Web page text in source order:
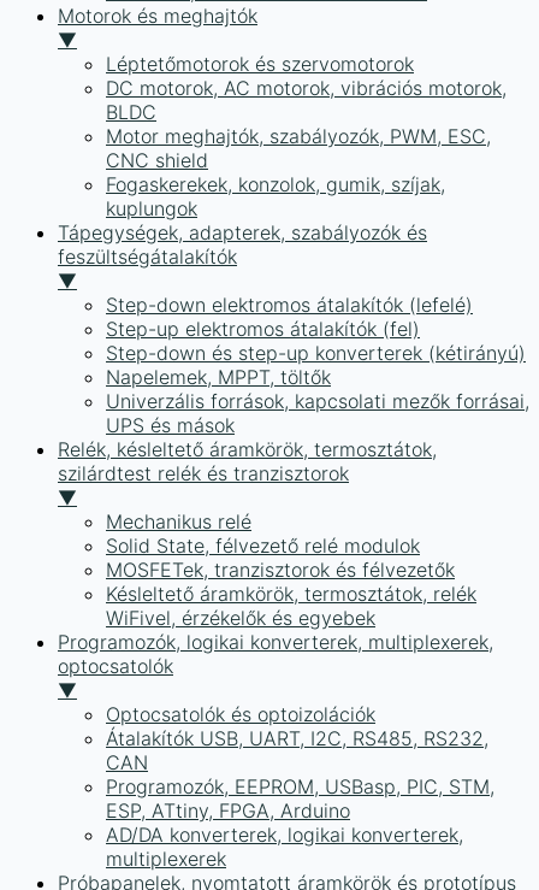
Motorok és meghajtók
▼
Léptetőmotorok és szervomotorok
DC motorok, AC motorok, vibrációs motorok,
BLDC
Motor meghajtók, szabályozók, PWM, ESC,
CNC shield
Fogaskerekek, konzolok, gumik, szíjak,
kuplungok
Tápegységek, adapterek, szabályozók és
feszültségátalakítók
▼
Step-down elektromos átalakítók (lefelé)
Step-up elektromos átalakítók (fel)
Step-down és step-up konverterek (kétirányú)
Napelemek, MPPT, töltők
Univerzális források, kapcsolati mezők forrásai,
UPS és mások
Relék, késleltető áramkörök, termosztátok,
szilárdtest relék és tranzisztorok
▼
Mechanikus relé
Solid State, félvezető relé modulok
MOSFETek, tranzisztorok és félvezetők
Késleltető áramkörök, termosztátok, relék
WiFivel, érzékelők és egyebek
Programozók, logikai konverterek, multiplexerek,
optocsatolók
▼
Optocsatolók és optoizolációk
Átalakítók USB, UART, I2C, RS485, RS232,
CAN
Programozók, EEPROM, USBasp, PIC, STM,
ESP, ATtiny, FPGA, Arduino
AD/DA konverterek, logikai konverterek,
multiplexerek
Próbapanelek, nyomtatott áramkörök és prototípus